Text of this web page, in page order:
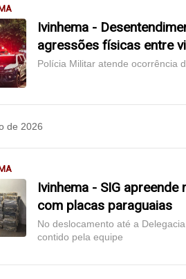
Ivinhema -
agressões físicas entre
Polícia Militar atende ocorrência
de 2026
Ivinhema - SIG
com placas paraguaias
No deslocamento até a
contido pela equipe